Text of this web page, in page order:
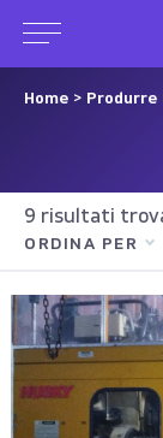
Home > Produrre
9 risultati
ORDINA PER